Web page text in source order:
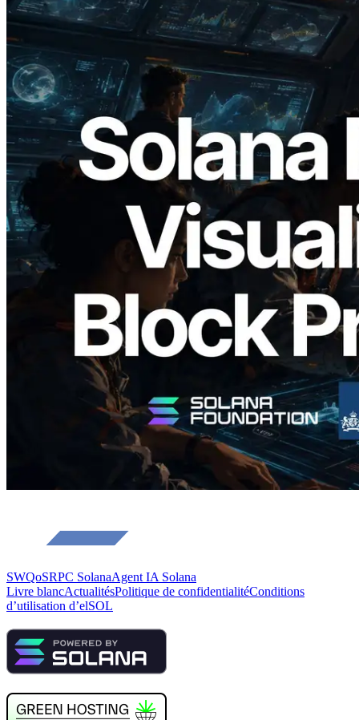
2026.05.24
Validators Solutions lance le Solana Block
Analyzer — Visualisation du temps de
production de bloc par slot et des
validateurs assignés
SWQoSRPC SolanaAgent IA Solana
Livre blancActualitésPolitique de confidentialitéConditions
d’utilisation d’elSOL